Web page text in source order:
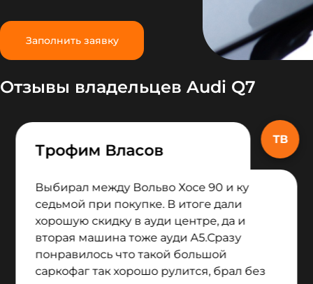
Заполнить заявку
Отзывы владельцев Audi Q7
Трофим Власов
Выбирал между Вольво Хосе 90 и ку
седьмой при покупке. В итоге дали
хорошую скидку в ауди центре, да и
вторая машина тоже ауди А5.Сразу
понравилось что такой большой
саркофаг так хорошо рулится, брал без